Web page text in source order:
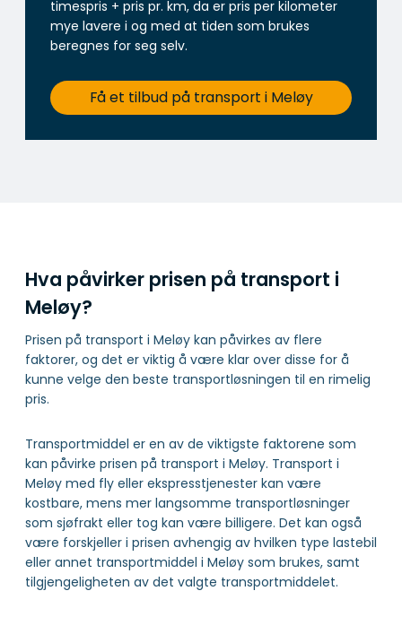
timespris + pris pr. km, da er pris per kilometer
mye lavere i og med at tiden som brukes
beregnes for seg selv.
Få et tilbud på transport i Meløy
Hva påvirker prisen på transport i
Meløy?
Prisen på transport i Meløy kan påvirkes av flere
faktorer, og det er viktig å være klar over disse for å
kunne velge den beste transportløsningen til en rimelig
pris.
Transportmiddel er en av de viktigste faktorene som
kan påvirke prisen på transport i Meløy. Transport i
Meløy med fly eller ekspresstjenester kan være
kostbare, mens mer langsomme transportløsninger
som sjøfrakt eller tog kan være billigere. Det kan også
være forskjeller i prisen avhengig av hvilken type lastebil
eller annet transportmiddel i Meløy som brukes, samt
tilgjengeligheten av det valgte transportmiddelet.